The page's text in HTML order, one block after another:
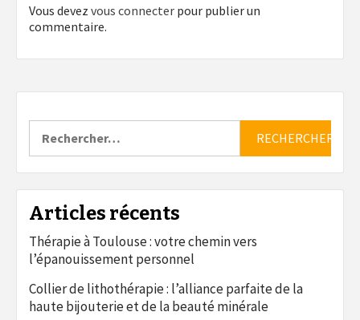
Vous devez vous connecter pour publier un
commentaire.
Articles récents
Thérapie à Toulouse : votre chemin vers
l’épanouissement personnel
Collier de lithothérapie : l’alliance parfaite de la
haute bijouterie et de la beauté minérale